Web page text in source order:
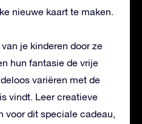
nieuwe kaart te maken.
je kinderen door ze
hun fantasie de vrije
variëren met de
vindt. Leer creatieve
voor dit speciale cadeau,